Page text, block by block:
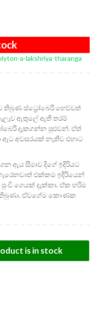
a-lakshriya-tharanga
තිබුණ ස්ට්‍රෝබෙරි හෙව්වත්
ඇතුලේ ඇති තරම්
දැකගන්න පුළුවන්. ඒත්
අවසරයක් නැතිව එහාට
ඇය සීමාව දිගේ ඉදිරියට
එක්කම ඉදිරියෙන්
ගෙයක් දැක්කා. ඒක හරිම
තිබුණා. ඒවගේම කොණක
is in stock